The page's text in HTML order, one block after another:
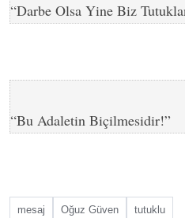
“Darbe Olsa Yine Biz
“Bu Adaletin Biçilmesidir!”
mesaj Oğuz Güven tutuklu